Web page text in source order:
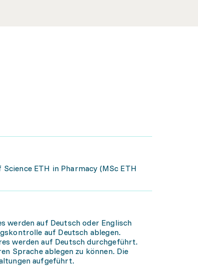
ETH in Pharmacy (MSc ETH
werden auf Deutsch oder Englisch
auf Deutsch ablegen.
werden auf Deutsch durchgeführt.
Sprache ablegen zu können. Die
aufgeführt.